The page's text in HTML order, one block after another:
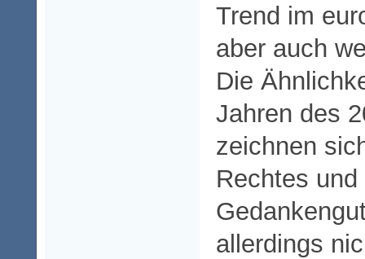
Trend im
aber auch
Die
Jahren des
zeichnen
Rechtes
allerdings